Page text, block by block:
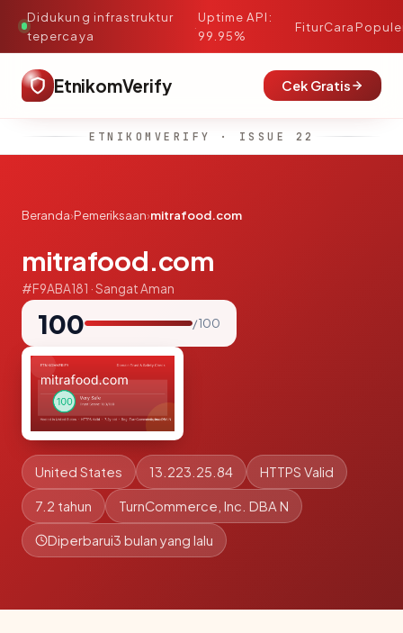
Didukung infrastruktur
tepercaya
·
Uptime API:
99.95%
FiturCara
EtnikomVerify Cek Gratis
ETNIKOMVERIFY · ISSUE 22
Beranda›Pemeriksaan›mitrafood.com
mitrafood.com
#F9ABA181 · Sangat Aman
100 / 100
United States 13.223.25.84 HTTPS Valid
7.2 tahun TurnCommerce, Inc. DBA N
Diperbarui3 bulan yang lalu